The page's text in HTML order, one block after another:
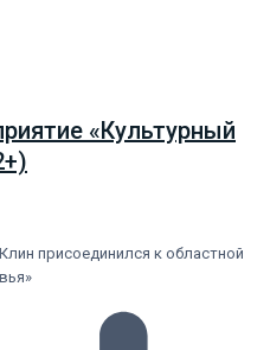
«Культурный
присоединился к областной